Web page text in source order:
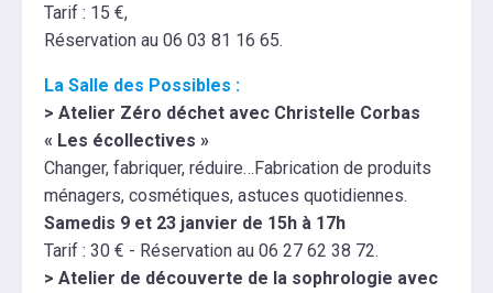
Tarif : 15 €,
Réservation au 06 03 81 16 65.
La Salle des Possibles :
> Atelier Zéro déchet avec Christelle Corbas
« Les écollectives »
Changer, fabriquer, réduire…Fabrication de produits
ménagers, cosmétiques, astuces quotidiennes.
Samedis 9 et 23 janvier de 15h à 17h
Tarif : 30 € - Réservation au 06 27 62 38 72.
> Atelier de découverte de la sophrologie avec